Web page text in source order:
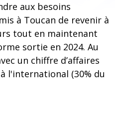
aux besoins
à Toucan de revenir à
tout en maintenant
sortie en 2024. Au
un chiffre d’affaires
l'international (30% du